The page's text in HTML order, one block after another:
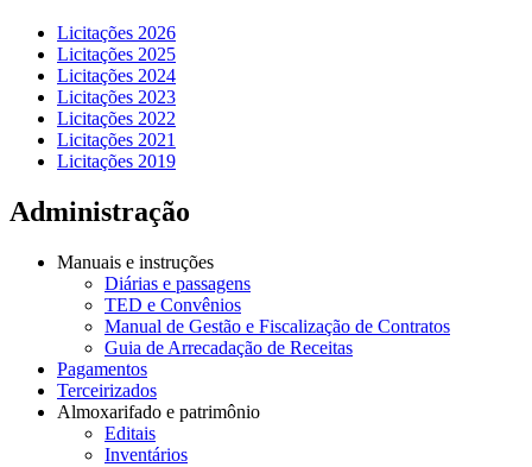
Licitações 2026
Licitações 2025
Licitações 2024
Licitações 2023
Licitações 2022
Licitações 2021
Licitações 2019
Administração
Manuais e instruções
Diárias e passagens
TED e Convênios
Manual de Gestão e Fiscalização de Contratos
Guia de Arrecadação de Receitas
Pagamentos
Terceirizados
Almoxarifado e patrimônio
Editais
Inventários